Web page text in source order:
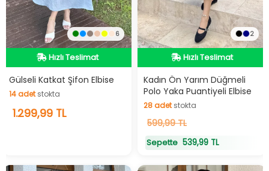
6
Hızlı Teslimat
Videolu Ürün
Hızlı Teslimat
Gülseli Katkat Şifon Elbise
14adetstokta
14 adetstokta
1.299,99 TL
2
Hızlı Teslimat
Videolu Ürün
Hızlı Teslimat
Kadın Ön Yarım Düğmeli
Polo Yaka Puantiyeli Elbise
28adetstokta
28adetstokta
599,99 TL
Sepette 539,99 TL